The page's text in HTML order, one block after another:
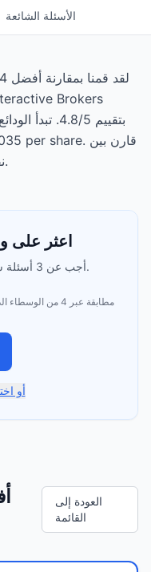
الأسئلة الشائعة
نقاط القوة والتنازلات لكل وسيط أدناه.
اعثر على
أجب عن 3 أسئلة سريعة وسنعيد ترتيب القائمة لك.
مطابقة عبر 4 من الوسطاء الذين تم مراجعتهم
أو
العودة إلى
القائمة